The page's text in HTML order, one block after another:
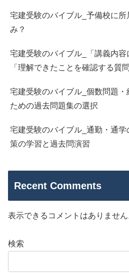
宅建受験のバイブル_予備校に
み？
宅建受験のバイブル_「講義内容
「理解できたことを確認する質問
宅建受験のバイブル_個数問題
ための過去問題集の選択
宅建受験のバイブル_通勤・通
策の学習と過去問演習
Recent Comments
表示できるコメントはありません
検索